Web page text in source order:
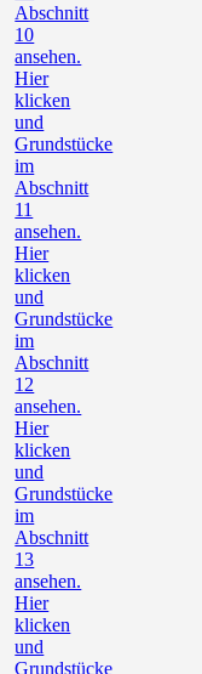
Abschnitt
10
ansehen.
Hier
klicken
und
Grundstücke
im
Abschnitt
11
ansehen.
Hier
klicken
und
Grundstücke
im
Abschnitt
12
ansehen.
Hier
klicken
und
Grundstücke
im
Abschnitt
13
ansehen.
Hier
klicken
und
Grundstücke